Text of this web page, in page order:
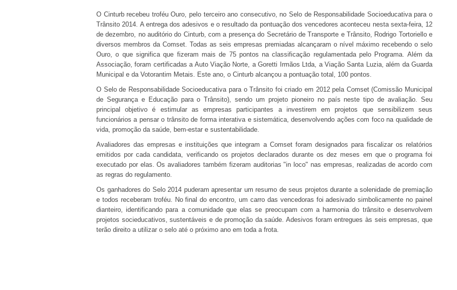
O Cinturb recebeu troféu Ouro, pelo terceiro ano consecutivo, no Selo de Responsabilidade Socioeducativa para o
Trânsito 2014. A entrega dos adesivos e o resultado da pontuação dos vencedores aconteceu nesta sexta-feira, 12
de dezembro, no auditório do Cinturb, com a presença do Secretário de Transporte e Trânsito, Rodrigo Tortoriello e
diversos membros da Comset. Todas as seis empresas premiadas alcançaram o nível máximo recebendo o selo
Ouro, o que significa que fizeram mais de 75 pontos na classificação regulamentada pelo Programa. Além da
Associação, foram certificadas a Auto Viação Norte, a Goretti Irmãos Ltda, a Viação Santa Luzia, além da Guarda
Municipal e da Votorantim Metais. Este ano, o Cinturb alcançou a pontuação total, 100 pontos.
O Selo de Responsabilidade Socioeducativa para o Trânsito foi criado em 2012 pela Comset (Comissão Municipal
de Segurança e Educação para o Trânsito), sendo um projeto pioneiro no país neste tipo de avaliação. Seu
principal objetivo é estimular as empresas participantes a investirem em projetos que sensibilizem seus
funcionários a pensar o trânsito de forma interativa e sistemática, desenvolvendo ações com foco na qualidade de
vida, promoção da saúde, bem-estar e sustentabilidade.
Avaliadores das empresas e instituições que integram a Comset foram designados para fiscalizar os relatórios
emitidos por cada candidata, verificando os projetos declarados durante os dez meses em que o programa foi
executado por elas. Os avaliadores também fizeram auditorias "in loco" nas empresas, realizadas de acordo com
as regras do regulamento.
Os ganhadores do Selo 2014 puderam apresentar um resumo de seus projetos durante a solenidade de premiação
e todos receberam troféu. No final do encontro, um carro das vencedoras foi adesivado simbolicamente no painel
dianteiro, identificando para a comunidade que elas se preocupam com a harmonia do trânsito e desenvolvem
projetos socieducativos, sustentáveis e de promoção da saúde. Adesivos foram entregues às seis empresas, que
terão direito a utilizar o selo até o próximo ano em toda a frota.